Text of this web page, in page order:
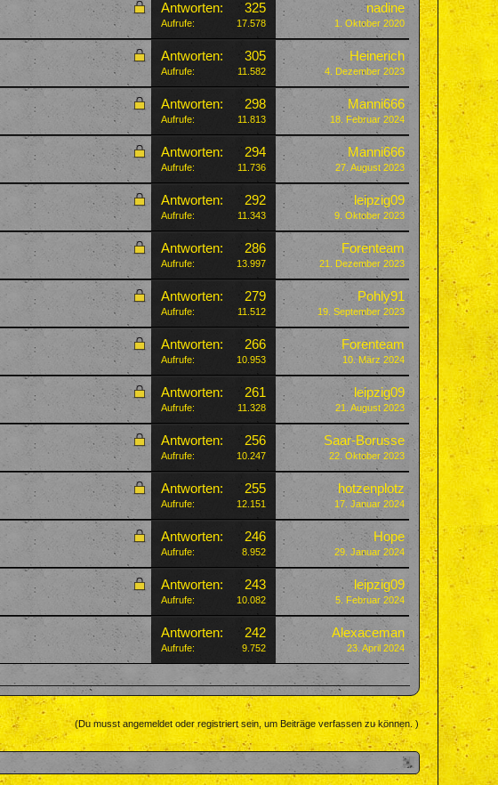
Antworten: 325
Aufrufe: 17.578
nadine
1. Oktober 2020
Antworten: 305
Aufrufe: 11.582
Heinerich
4. Dezember 2023
Antworten: 298
Aufrufe: 11.813
Manni666
18. Februar 2024
Antworten: 294
Aufrufe: 11.736
Manni666
27. August 2023
Antworten: 292
Aufrufe: 11.343
leipzig09
9. Oktober 2023
Antworten: 286
Aufrufe: 13.997
Forenteam
21. Dezember 2023
Antworten: 279
Aufrufe: 11.512
Pohly91
19. September 2023
Antworten: 266
Aufrufe: 10.953
Forenteam
10. März 2024
Antworten: 261
Aufrufe: 11.328
leipzig09
21. August 2023
Antworten: 256
Aufrufe: 10.247
Saar-Borusse
22. Oktober 2023
Antworten: 255
Aufrufe: 12.151
hotzenplotz
17. Januar 2024
Antworten: 246
Aufrufe: 8.952
Hope
29. Januar 2024
Antworten: 243
Aufrufe: 10.082
leipzig09
5. Februar 2024
Antworten: 242
Aufrufe: 9.752
Alexaceman
23. April 2024
(Du musst angemeldet oder registriert sein, um Beiträge verfassen zu können. )